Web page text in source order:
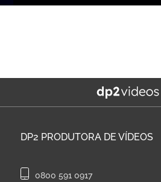
DP2 PRODUTORA DE VÍDEOS
0800 591 0917